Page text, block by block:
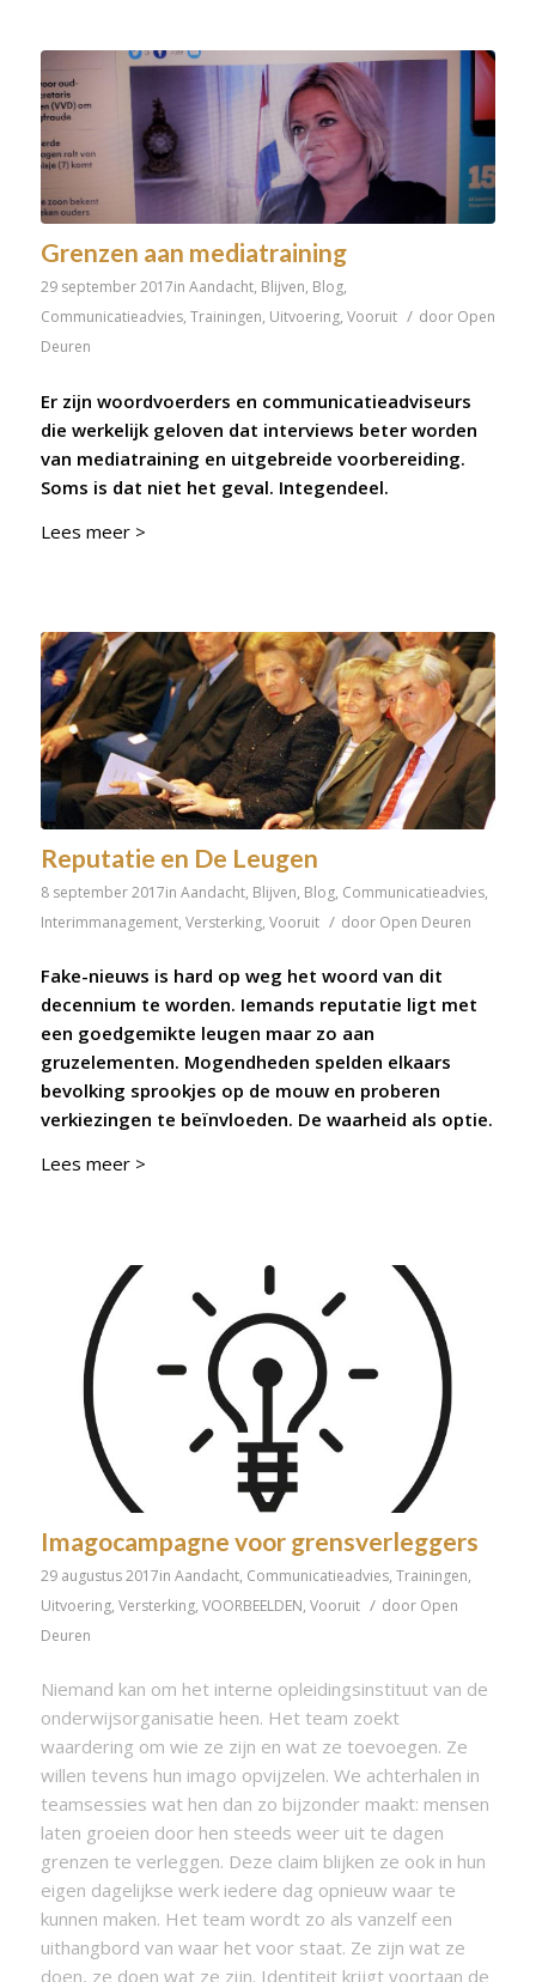
Grenzen aan mediatraining
29 september 2017in Aandacht, Blijven, Blog,
Communicatieadvies, Trainingen, Uitvoering, Vooruit / door Open
Deuren
Er zijn woordvoerders en communicatieadviseurs
die werkelijk geloven dat interviews beter worden
van mediatraining en uitgebreide voorbereiding.
Soms is dat niet het geval. Integendeel.
Lees meer >
Reputatie en De Leugen
8 september 2017in Aandacht, Blijven, Blog, Communicatieadvies,
Interimmanagement, Versterking, Vooruit / door Open Deuren
Fake-nieuws is hard op weg het woord van dit
decennium te worden. Iemands reputatie ligt met
een goedgemikte leugen maar zo aan
gruzelementen. Mogendheden spelden elkaars
bevolking sprookjes op de mouw en proberen
verkiezingen te beïnvloeden. De waarheid als optie.
Lees meer >
Imagocampagne voor grensverleggers
29 augustus 2017in Aandacht, Communicatieadvies, Trainingen,
Uitvoering, Versterking, VOORBEELDEN, Vooruit / door Open
Deuren
Niemand kan om het interne opleidingsinstituut van de
onderwijsorganisatie heen. Het team zoekt
waardering om wie ze zijn en wat ze toevoegen. Ze
willen tevens hun imago opvijzelen. We achterhalen in
teamsessies wat hen dan zo bijzonder maakt: mensen
laten groeien door hen steeds weer uit te dagen
grenzen te verleggen. Deze claim blijken ze ook in hun
eigen dagelijkse werk iedere dag opnieuw waar te
kunnen maken. Het team wordt zo als vanzelf een
uithangbord van waar het voor staat. Ze zijn wat ze
doen, ze doen wat ze zijn. Identiteit krijgt voortaan de